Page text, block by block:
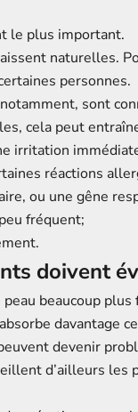
le plus important.
naturelles.
personnes.
sont
cela peut
irritation
réactions
ou une gêne
fréquent;
doivent
beaucoup
davantage
devenir
d’ailleurs les